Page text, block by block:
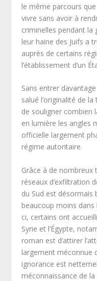
le même parcours
vivre sans avoir à
criminelles pendant la
leur haine des Juifs a
auprès de certains
l’établissement d’un
Sans entrer
salué l’originalité de
de souligner combien
en lumière les angles
officielle largement
régime autoritaire.
Grâce à de nombreux
réseaux d’exfiltration
du Sud est désormais
beaucoup moins dans
ci, certains ont
Syrie et l’Égypte,
roman est d’attirer
largement méconnue
ignorance est
méconnaissance de la